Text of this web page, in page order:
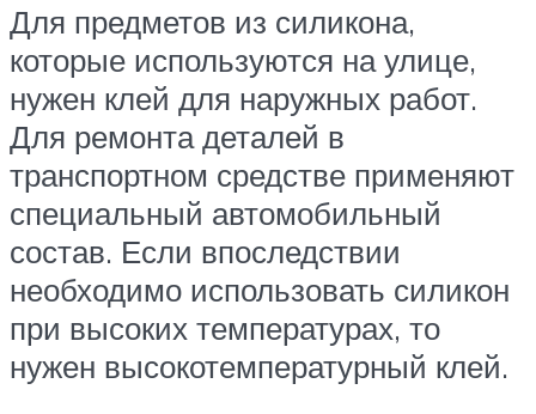
Для предметов из силикона,
которые используются на улице,
нужен клей для наружных работ.
Для ремонта деталей в
транспортном средстве применяют
специальный автомобильный
состав. Если впоследствии
необходимо использовать силикон
при высоких температурах, то
нужен высокотемпературный клей.